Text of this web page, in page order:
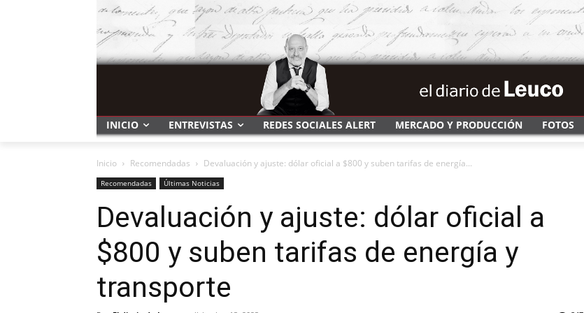
INICIO ENTREVISTAS REDES SOCIALES ALERT MERCADO Y PRODUCCIÓN FOTOS
Inicio Recomendadas Devaluación y ajuste: dólar oficial a $800 y suben tarifas de energía...
Recomendadas Últimas Noticias
Devaluación y ajuste: dólar oficial a
$800 y suben tarifas de energía y
transporte